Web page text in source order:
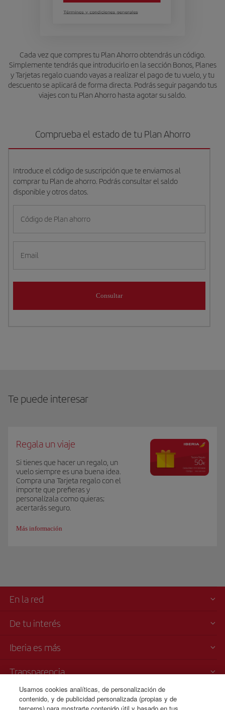
Cada vez que compres tu Plan Ahorro obtendrás un código.
Simplemente tendrás que introducirlo en la sección Bonos, Planes
y Tarjetas regalo cuando vayas a realizar el pago de tu vuelo, y tu
descuento se aplicará de forma directa. Podrás seguir pagando tus
viajes con tu Plan Ahorro hasta agotar su saldo.
Comprueba el estado de tu Plan Ahorro
Introduce el código de suscripción que te enviamos al
comprar tu Plan de ahorro. Podrás consultar el saldo
disponible y otros datos.
Código de Plan ahorro
Email
Consultar
Te puede interesar
Regala un viaje
Si tienes que hacer un regalo, un
vuelo siempre es una buena idea.
Compra una Tarjeta regalo con el
importe que prefieras y
personalízala como quieras;
acertarás seguro.
Más información
En la red
De tu interés
Iberia es más
Transparencia
Venta telefónica
Usamos cookies analíticas, de personalización de
contenido, y de publicidad personalizada (propias y de